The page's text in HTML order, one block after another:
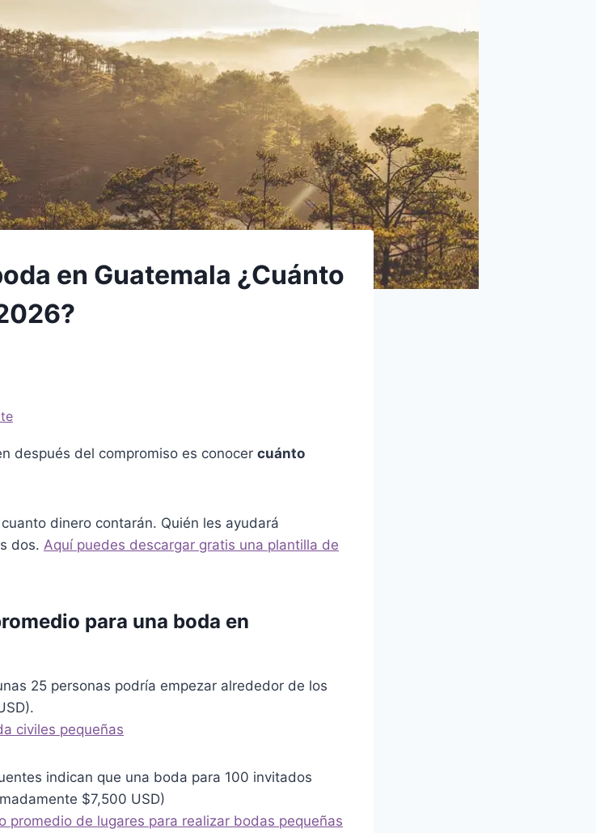
en Guatemala ¿Cuánto
después del compromiso es conocer cuánto
dinero contarán. Quién les ayudará
dos. Aquí puedes descargar gratis una plantilla de
para una boda en
25 personas podría empezar alrededor de los
civiles pequeñas
indican que una boda para 100 invitados
$7,500 USD)
promedio de lugares para realizar bodas pequeñas